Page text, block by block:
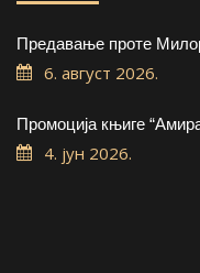
Предавање проте
6. август 2026.
Промоција књиге
4. јун 2026.